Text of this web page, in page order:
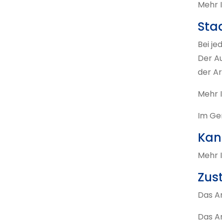
Mehr
Bei
Der
der
Mehr
Im
Mehr
Das
Das